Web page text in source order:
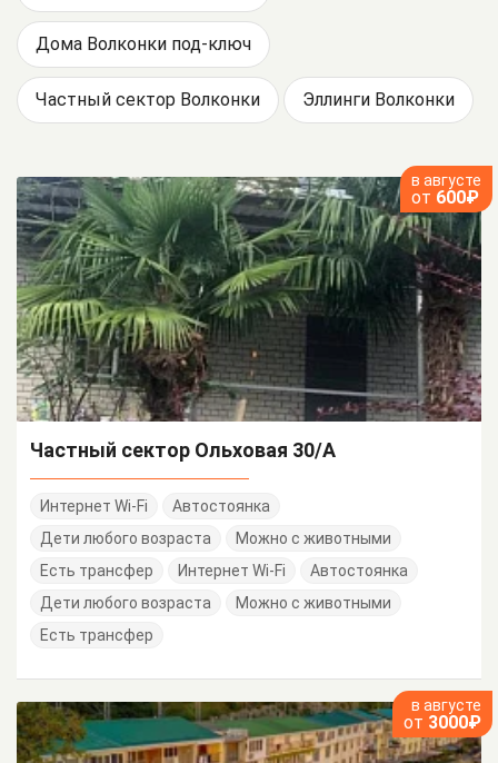
Дома Волконки под-ключ
Частный сектор Волконки Эллинги Волконки
в августе
от 600₽
Частный сектор Ольховая 30/А
Интернет Wi-Fi
Автостоянка
Дети любого возраста
Можно с животными
Есть трансфер
Интернет Wi-Fi
Автостоянка
Дети любого возраста
Можно с животными
Есть трансфер
в августе
от 3000₽